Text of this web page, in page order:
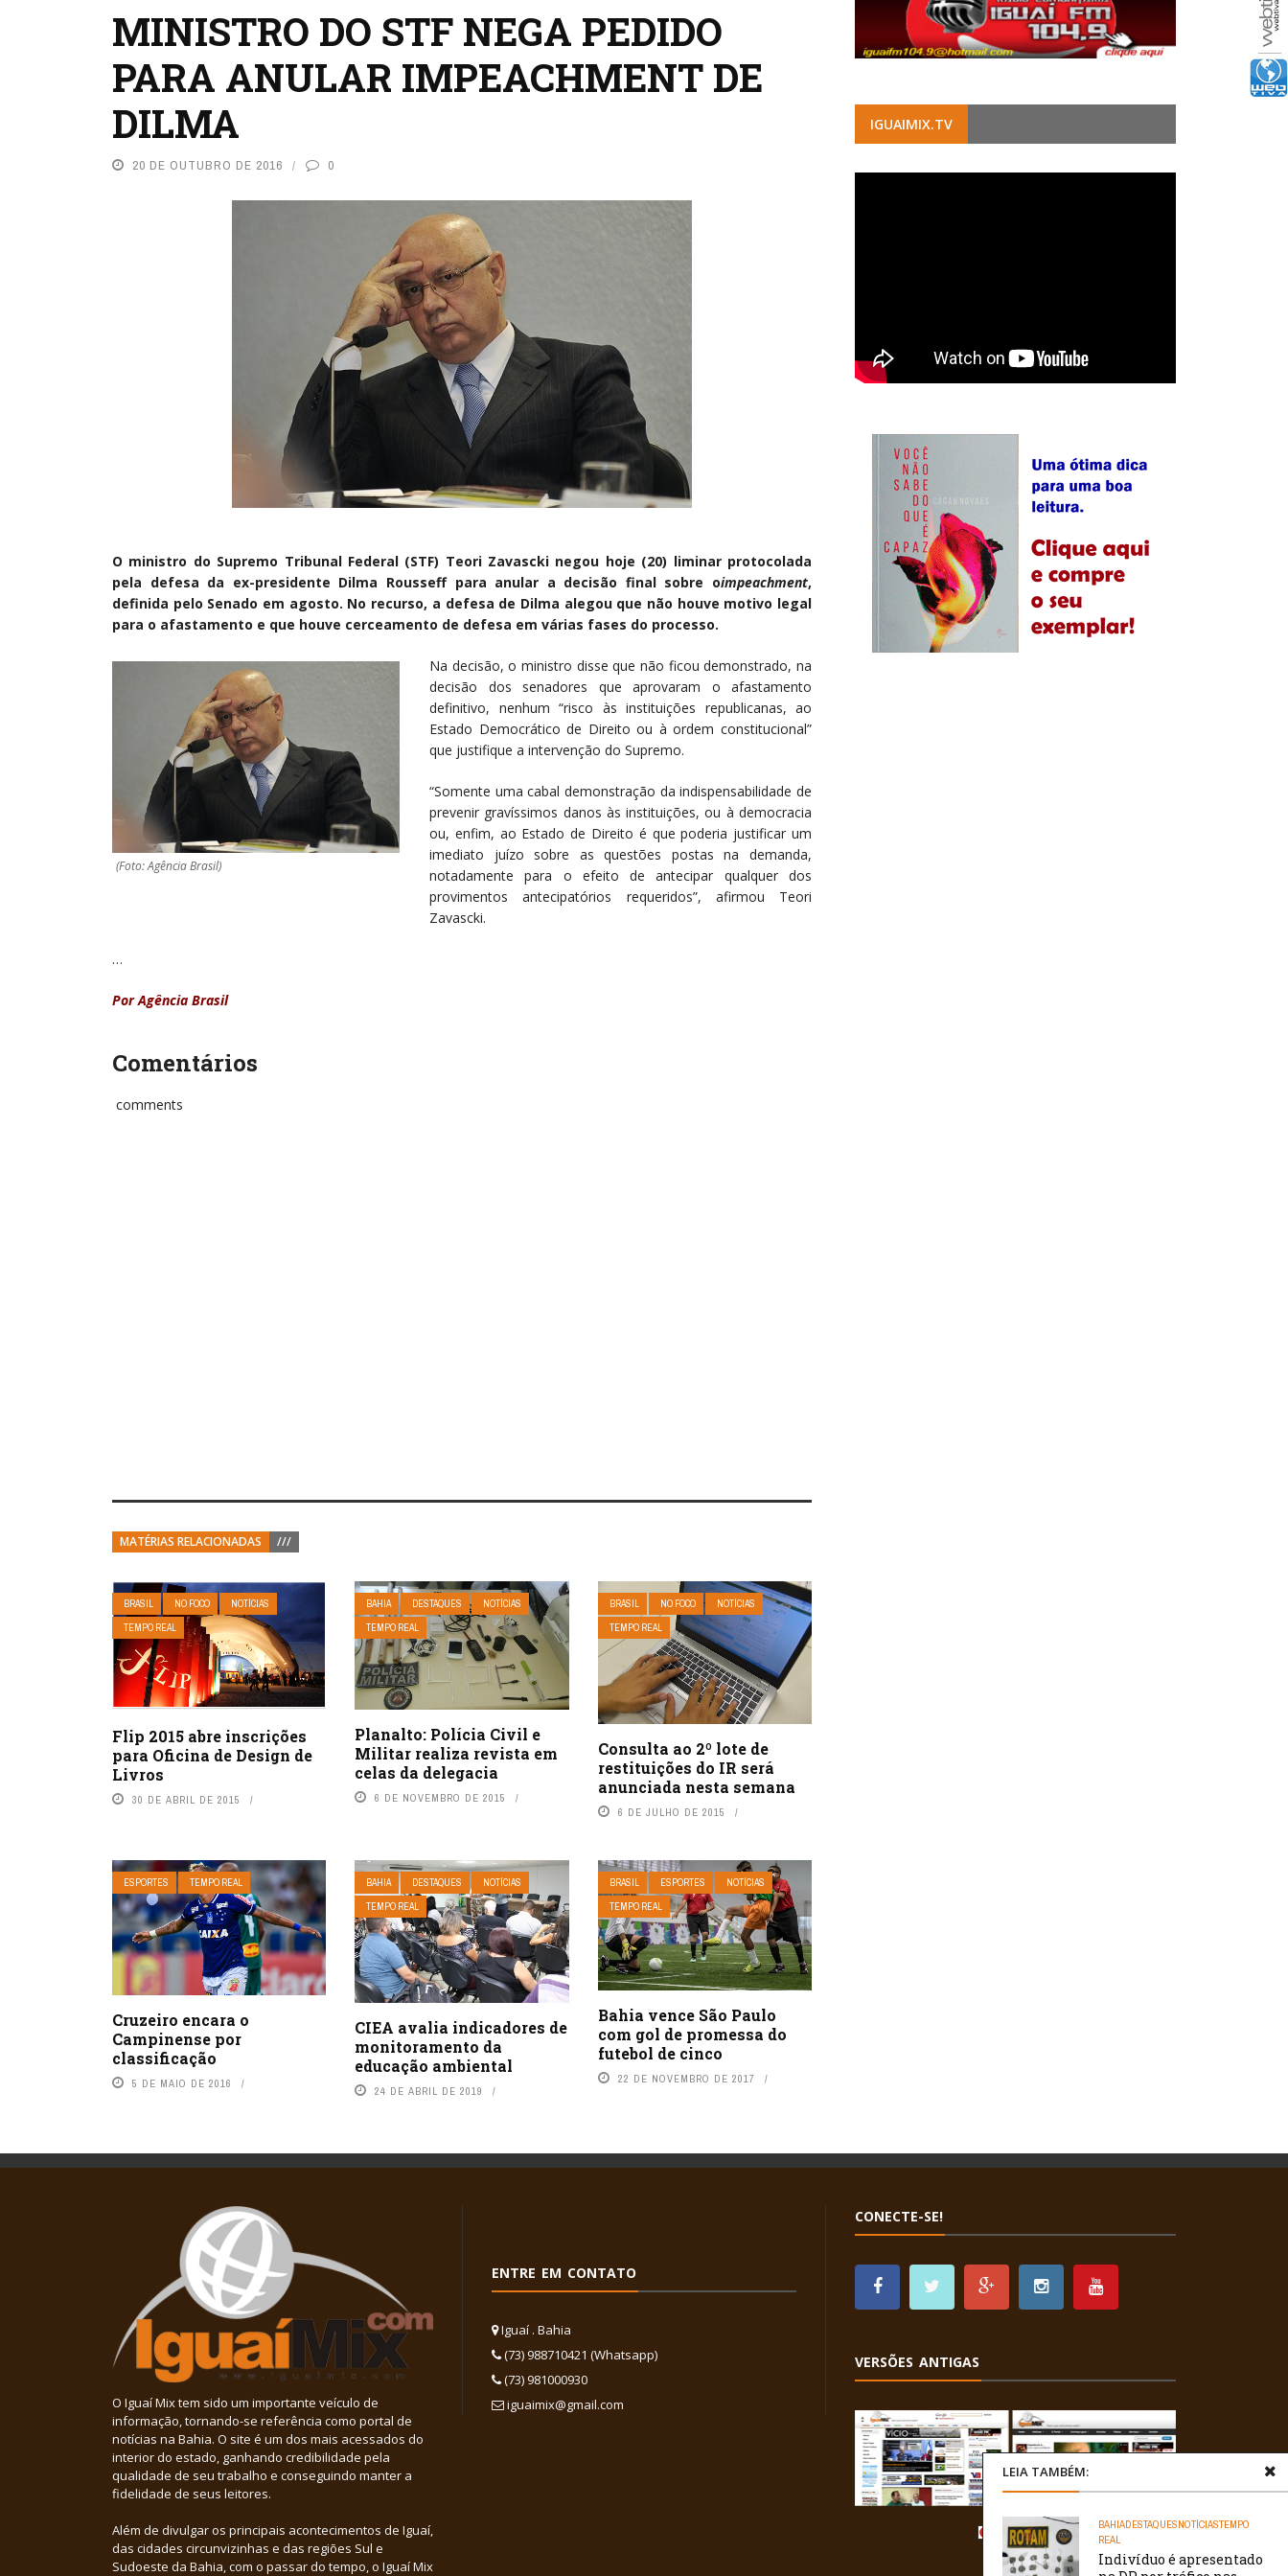
MINISTRO DO STF NEGA PEDIDO
PARA ANULAR IMPEACHMENT DE
DILMA
20 DE OUTUBRO DE 2016 0
O ministro do Supremo Tribunal Federal (STF) Teori Zavascki negou hoje (20) liminar protocolada
pela defesa da ex-presidente Dilma Rousseff para anular a decisão final sobre oimpeachment,
definida pelo Senado em agosto. No recurso, a defesa de Dilma alegou que não houve motivo legal
para o afastamento e que houve cerceamento de defesa em várias fases do processo.
(Foto: Agência Brasil)
Na decisão, o ministro disse que não ficou demonstrado, na
decisão dos senadores que aprovaram o afastamento
definitivo, nenhum “risco às instituições republicanas, ao
Estado Democrático de Direito ou à ordem constitucional”
que justifique a intervenção do Supremo.
“Somente uma cabal demonstração da indispensabilidade de
prevenir gravíssimos danos às instituições, ou à democracia
ou, enfim, ao Estado de Direito é que poderia justificar um
imediato juízo sobre as questões postas na demanda,
notadamente para o efeito de antecipar qualquer dos
provimentos antecipatórios requeridos”, afirmou Teori
Zavascki.
…
Por Agência Brasil
Comentários
comments
MATÉRIAS RELACIONADAS ///
BRASIL NO FOCO
NOTÍCIAS
TEMPO REAL
Flip 2015 abre inscrições
para Oficina de Design de
Livros
30 DE ABRIL DE 2015
BAHIA DESTAQUES
NOTÍCIAS
TEMPO REAL
Planalto: Polícia Civil e
Militar realiza revista em
celas da delegacia
6 DE NOVEMBRO DE 2015
BRASIL NO FOCO
NOTÍCIAS
TEMPO REAL
Consulta ao 2º lote de
restituições do IR será
anunciada nesta semana
6 DE JULHO DE 2015
ESPORTES TEMPO REAL
Cruzeiro encara o
Campinense por
classificação
5 DE MAIO DE 2016
BAHIA DESTAQUES
NOTÍCIAS
TEMPO REAL
CIEA avalia indicadores de
monitoramento da
educação ambiental
24 DE ABRIL DE 2019
BRASIL ESPORTES
NOTÍCIAS
TEMPO REAL
Bahia vence São Paulo
com gol de promessa do
futebol de cinco
22 DE NOVEMBRO DE 2017
LEIA TAMBÉM:
BAHIADESTAQUESNOTÍCIASTEMPO
REAL
Indivíduo é apresentado
IGUAIMIX.TV
O Iguaí Mix tem sido um importante veículo de
informação, tornando-se referência como portal de
notícias na Bahia. O site é um dos mais acessados do
interior do estado, ganhando credibilidade pela
qualidade de seu trabalho e conseguindo manter a
fidelidade de seus leitores.
Além de divulgar os principais acontecimentos de Iguaí,
das cidades circunvizinhas e das regiões Sul e
Sudoeste da Bahia, com o passar do tempo, o Iguaí Mix
ENTRE EM CONTATO
Iguaí . Bahia
(73) 988710421 (Whatsapp)
(73) 981000930
iguaimix@gmail.com
CONECTE-SE!
VERSÕES ANTIGAS